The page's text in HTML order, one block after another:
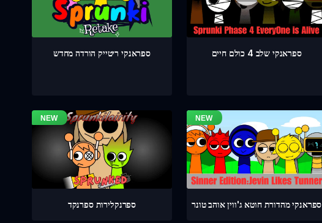
ספראנקי ריטייק הורדה מחדש ספראנקי שלב 4 כולם חיים
ספרנקלירות ספרנקד ספראנקי מהדורת חוטא ג'ווין אוהב טונר